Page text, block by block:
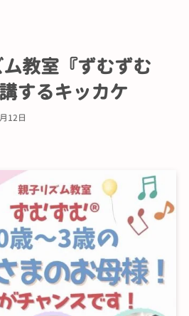
教室『ずむずむ
するキッカケ
12日